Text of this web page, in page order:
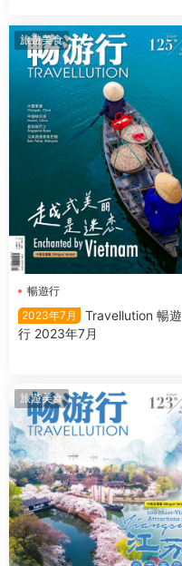
旅遊美食
暢遊行
2023年7月
Travellution 暢遊
行 2023年7月
旅遊美食